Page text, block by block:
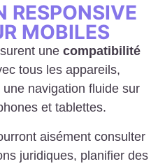
RESPONSIVE
MOBILES
une compatibilité
tous les appareils,
navigation fluide sur
et tablettes.
aisément consulter
juridiques, planifier des